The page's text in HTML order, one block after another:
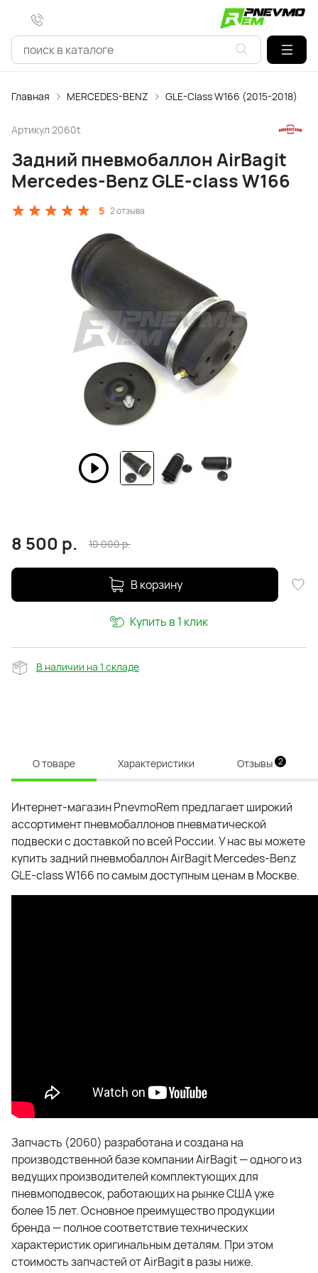
Главная MERCEDES-BENZ GLE-Class W166 (2015-2018)
Артикул 2060t
Задний пневмобаллон AirBagit
Mercedes-Benz GLE-class W166
5 2 отзыва
8 500 р. 10 000р.
В корзину
Купить в 1 клик
В наличии на 1 складе
О товаре Характеристики Отзывы 2
Интернет-магазин PnevmoRem предлагает широкий
ассортимент пневмобаллонов пневматической
подвески с доставкой по всей России. У нас вы можете
купить задний пневмобаллон AirBagit Mercedes-Benz
GLE-class W166 по самым доступным ценам в Москве.
Запчасть (2060) разработана и создана на
производственной базе компании AirBagit — одного из
ведущих производителей комплектующих для
пневмоподвесок, работающих на рынке США уже
более 15 лет. Основное преимущество продукции
бренда — полное соответствие технических
характеристик оригинальным деталям. При этом
стоимость запчастей от AirBagit в разы ниже.